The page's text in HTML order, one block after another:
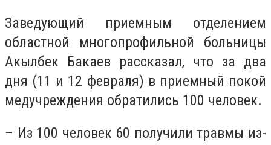
Заведующий приемным отделением
областной многопрофильной больницы
Акылбек Бакаев рассказал, что за два
дня (11 и 12 февраля) в приемный покой
медучреждения обратились 100 человек.
– Из 100 человек 60 получили травмы из-